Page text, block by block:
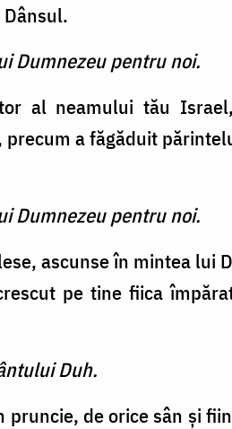
Dumnezeu pentru noi.
al neamului tău
a făgăduit
Dumnezeu pentru noi.
ascunse în mintea lui
pe tine fiica
Duh.
de orice sân şi